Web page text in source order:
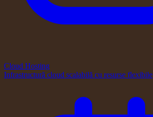
Cloud Hosting
Infrastructură cloud scalabilă cu resurse flexibile